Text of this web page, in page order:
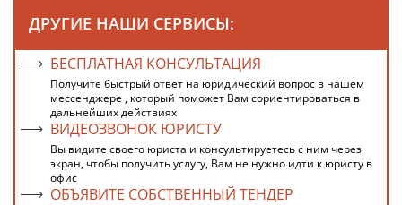
ДРУГИЕ НАШИ СЕРВИСЫ:
БЕСПЛАТНАЯ КОНСУЛЬТАЦИЯ
Получите быстрый ответ на юридический вопрос в нашем
мессенджере , который поможет Вам сориентироваться в
дальнейших действиях
ВИДЕОЗВОНОК ЮРИСТУ
Вы видите своего юриста и консультируетесь с ним через
экран, чтобы получить услугу, Вам не нужно идти к юристу в
офис
ОБЪЯВИТЕ СОБСТВЕННЫЙ ТЕНДЕР